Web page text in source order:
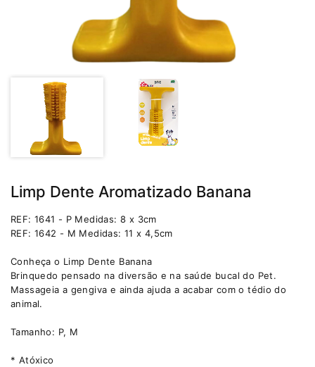
Limp Dente Aromatizado Banana
REF: 1641 - P Medidas: 8 x 3cm
REF: 1642 - M Medidas: 11 x 4,5cm
Conheça o Limp Dente Banana
Brinquedo pensado na diversão e na saúde bucal do Pet.
Massageia a gengiva e ainda ajuda a acabar com o tédio do
animal.
Tamanho: P, M
* Atóxico